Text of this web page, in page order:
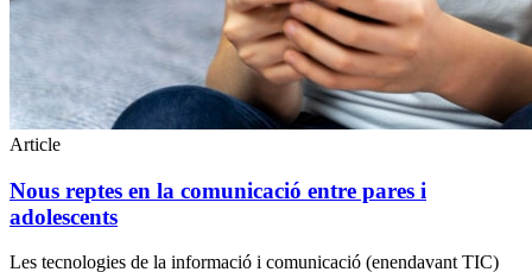
Article
Nous reptes en la comunicació entre pares i
adolescents
Les tecnologies de la informació i comunicació (enendavant TIC)